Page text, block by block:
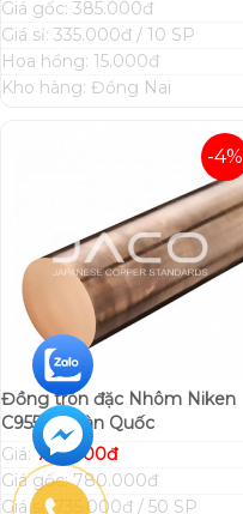
Giá gốc: 385.000đ
Giá sỉ: 335.000đ / 10 SP
Hoa hồng: 15.000đ
Kho hàng: Đồng Nai
-4%
Đồng tròn đặc Nhôm Niken
C95500 Hàn Quốc
Giá:750.000đ
Giá gốc: 780.000đ
Giá sỉ: 735.000đ / 50 SP